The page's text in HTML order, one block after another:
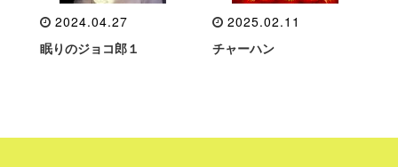
2024.04.27
眠りのジョコ郎１
2025.02.11
チャーハン